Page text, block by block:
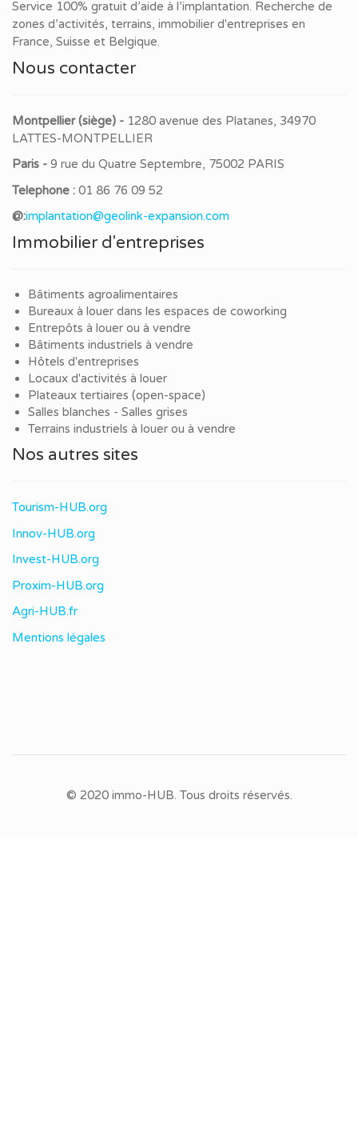
Service 100% gratuit d’aide à l’implantation. Recherche de
zones d’activités, terrains, immobilier d'entreprises en
France, Suisse et Belgique.
Nous contacter
Montpellier (siège) - 1280 avenue des Platanes, 34970
LATTES-MONTPELLIER
Paris - 9 rue du Quatre Septembre, 75002 PARIS
Telephone : 01 86 76 09 52
@:implantation@geolink-expansion.com
Immobilier d'entreprises
Bâtiments agroalimentaires
Bureaux à louer dans les espaces de coworking
Entrepôts à louer ou à vendre
Bâtiments industriels à vendre
Hôtels d'entreprises
Locaux d'activités à louer
Plateaux tertiaires (open-space)
Salles blanches - Salles grises
Terrains industriels à louer ou à vendre
Nos autres sites
Tourism-HUB.org
Innov-HUB.org
Invest-HUB.org
Proxim-HUB.org
Agri-HUB.fr
Mentions légales
© 2020 immo-HUB. Tous droits réservés.